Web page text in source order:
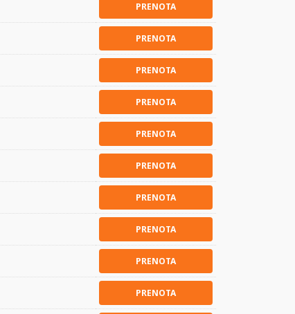
PRENOTA
PRENOTA
PRENOTA
PRENOTA
PRENOTA
PRENOTA
PRENOTA
PRENOTA
PRENOTA
PRENOTA